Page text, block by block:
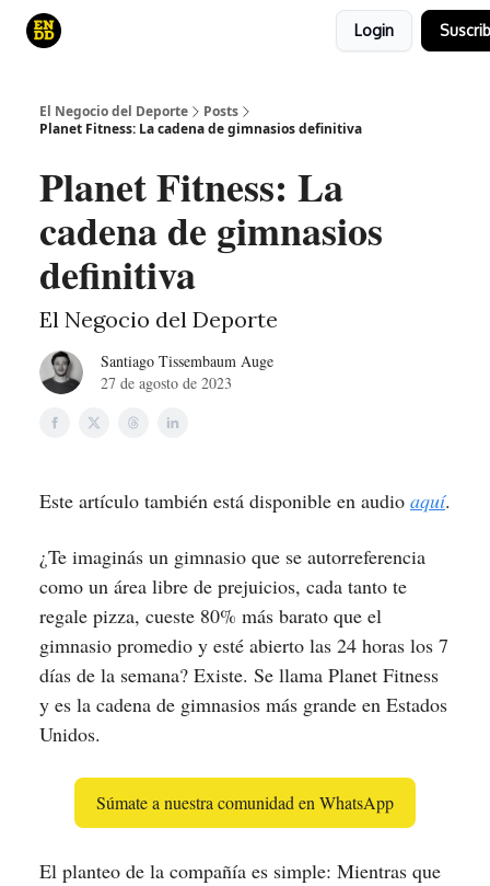
Login
El Negocio del Deporte
Posts
Planet Fitness: La cadena de gimnasios definitiva
Planet Fitness: La
cadena de gimnasios
definitiva
El Negocio del Deporte
Santiago Tissembaum Auge
27 de agosto de 2023
Este artículo también está disponible en audio aquí.
¿Te imaginás un gimnasio que se autorreferencia
como un área libre de prejuicios, cada tanto te
regale pizza, cueste 80% más barato que el
gimnasio promedio y esté abierto las 24 horas los 7
días de la semana? Existe. Se llama Planet Fitness
y es la cadena de gimnasios más grande en Estados
Unidos.
Súmate a nuestra comunidad en WhatsApp
El planteo de la compañía es simple: Mientras que